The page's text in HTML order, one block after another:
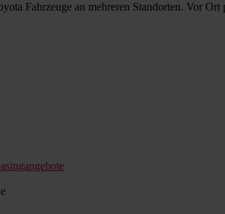
Fahrzeuge an mehreren Standorten. Vor